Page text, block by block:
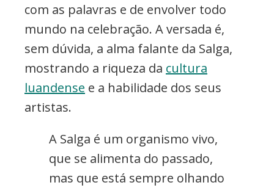
com as palavras e de envolver todo
mundo na celebração. A versada é,
sem dúvida, a alma falante da Salga,
mostrando a riqueza da cultura
luandense e a habilidade dos seus
artistas.
A Salga é um organismo vivo,
que se alimenta do passado,
mas que está sempre olhando